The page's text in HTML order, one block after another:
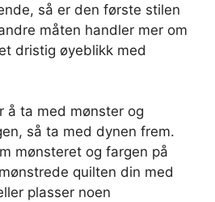
så er den første stilen
måten handler mer om
dristig øyeblikk med
å ta med mønster og
så ta med dynen frem.
mønsteret og fargen på
quilten din med
plasser noen